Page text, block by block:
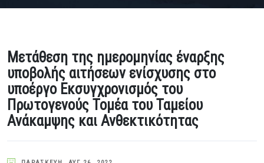
Μετάθεση της ημερομηνίας έναρξης
υποβολής αιτήσεων ενίσχυσης στο
υποέργο Εκσυγχρονισμός του
Πρωτογενούς Τομέα του Ταμείου
Ανάκαμψης και Ανθεκτικότητας